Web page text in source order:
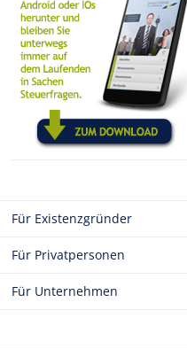
Für Existenzgründer
Für Privatpersonen
Für Unternehmen